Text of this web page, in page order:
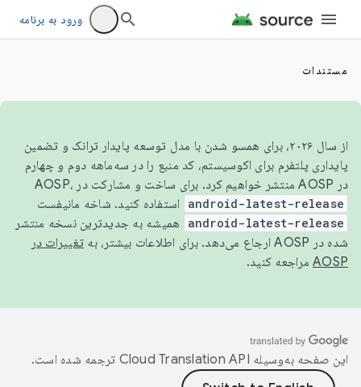
ورود به برنامه
مستندات
از سال ۲۰۲۶، برای همسو شدن با مدل توسعه پایدار ترانک و تضمین
پایداری پلتفرم برای اکوسیستم، کد منبع را در سه‌ماهه دوم و چهارم
در AOSP منتشر خواهیم کرد. برای ساخت و مشارکت در AOSP،
android-latest-release استفاده کنید. شاخه مانیفست
android-latest-release
همیشه به جدیدترین نسخه منتشر
شده در AOSP ارجاع می‌دهد. برای اطلاعات بیشتر، به
تغییرات در
AOSP مراجعه کنید.
این صفحه به‌وسیله ترجمه شده است.